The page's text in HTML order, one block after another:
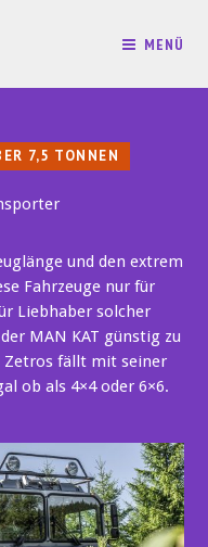
MENÜ
7,5 TONNEN
und den extrem
Fahrzeuge nur für
Liebhaber solcher
MAN KAT günstig zu
Zetros fällt mit seiner
ob als 4×4 oder 6×6.